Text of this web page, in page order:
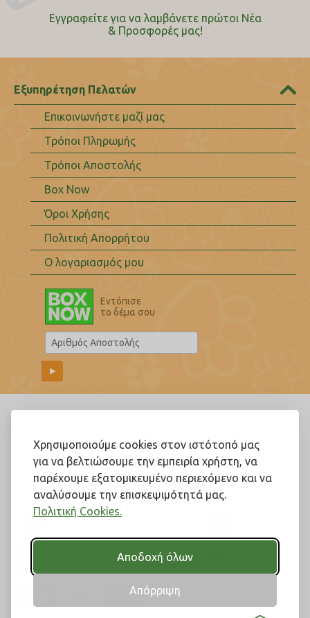
Χρησιμοποιούμε cookies στον ιστότοπό μας
για να βελτιώσουμε την εμπειρία χρήστη, να
παρέχουμε εξατομικευμένο περιεχόμενο και να
αναλύσουμε την επισκεψιμότητά μας.
Πολιτική Cookies.
Αποδοχή όλων
Απόρριψη
Εγγραφείτε για να λαμβάνετε πρώτοι Nέα
& Προσφορές μας!
Εξυπηρέτηση Πελατών
Επικοινωνήστε μαζί μας
Τρόποι Πληρωμής
Τρόποι Αποστολής
Box Now
Όροι Χρήσης
Πολιτική Απορρήτου
Ο λογαριασμός μου
Εντόπισε
το δέμα σου
Ακολουθήστε μας!